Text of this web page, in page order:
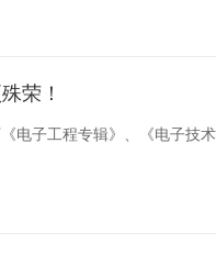
荣！
电子工程专辑》、《电子技